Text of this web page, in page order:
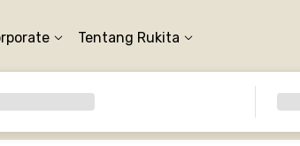
Tentang Rukita